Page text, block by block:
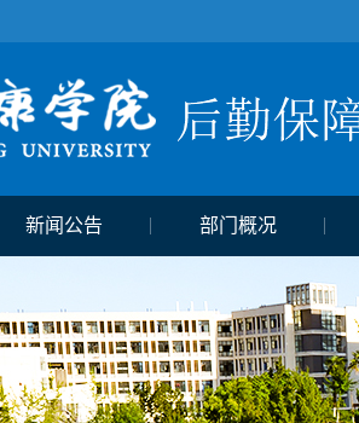
新闻公告 部门概况